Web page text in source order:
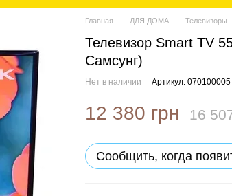
Главная ДЛЯ ДОМА Телевизоры
Телевизор Smart TV
Самсунг)
Нет в наличии Артикул: 070100005
12 380 грн 16
Сообщить, когда